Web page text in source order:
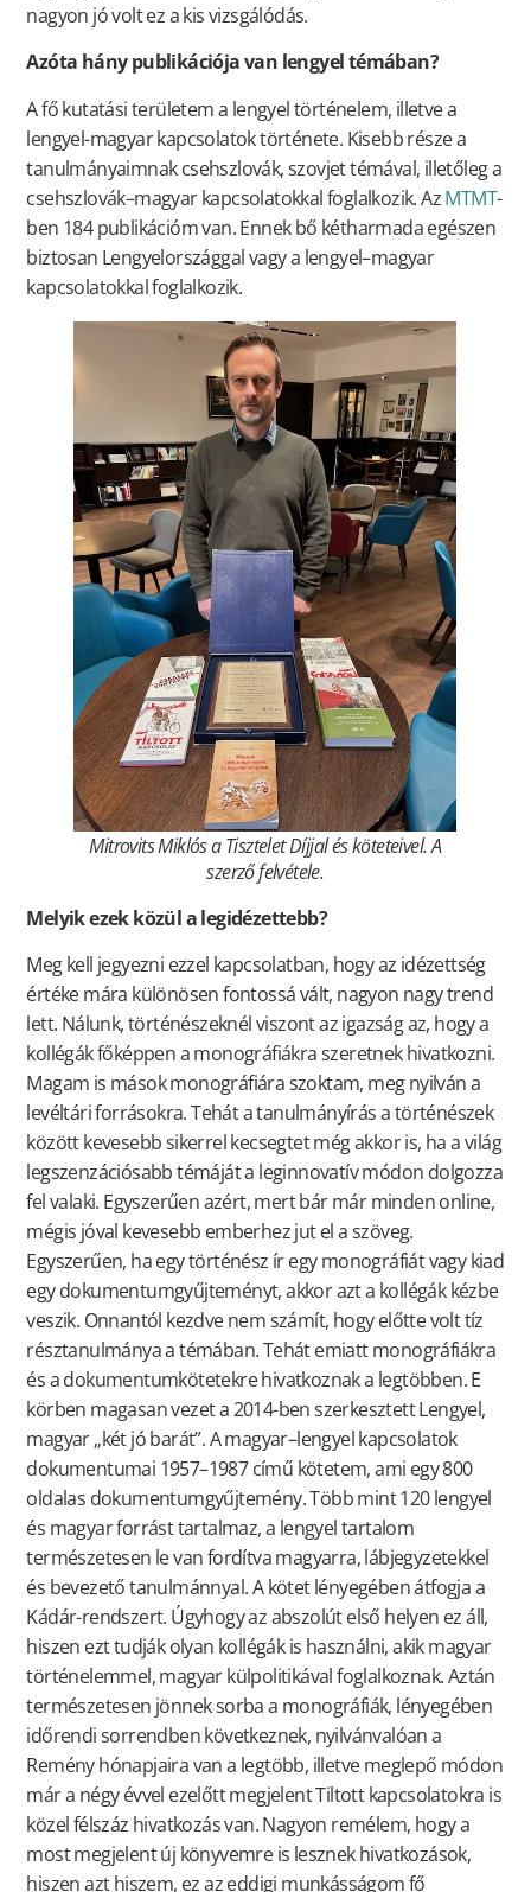
nagyon jó volt ez a kis vizsgálódás.
Azóta hány publikációja van lengyel témában?
A fő kutatási területem a lengyel történelem, illetve a
lengyel-magyar kapcsolatok története. Kisebb része a
tanulmányaimnak csehszlovák, szovjet témával, illetőleg a
csehszlovák–magyar kapcsolatokkal foglalkozik. AzMTMT-
ben 184 publikációm van. Ennek bő kétharmada egészen
biztosan Lengyelországgal vagy a lengyel–magyar
kapcsolatokkal foglalkozik.
Mitrovits Miklós a Tisztelet Díjjal és köteteivel. A
szerző felvétele.
Melyik ezek közül a legidézettebb?
Meg kell jegyezni ezzel kapcsolatban, hogy az idézettség
értéke mára különösen fontossá vált, nagyon nagy trend
lett. Nálunk, történészeknél viszont az igazság az, hogy a
kollégák főképpen a monográfiákra szeretnek hivatkozni.
Magam is mások monográfiára szoktam, meg nyilván a
levéltári forrásokra. Tehát a tanulmányírás a történészek
között kevesebb sikerrel kecsegtet még akkor is, ha a világ
legszenzációsabb témáját a leginnovatív módon dolgozza
fel valaki. Egyszerűen azért, mert bár már minden online,
mégis jóval kevesebb emberhez jut el a szöveg.
Egyszerűen, ha egy történész ír egy monográfiát vagy kiad
egy dokumentumgyűjteményt, akkor azt a kollégák kézbe
veszik. Onnantól kezdve nem számít, hogy előtte volt tíz
résztanulmánya a témában. Tehát emiatt monográfiákra
és a dokumentumkötetekre hivatkoznak a legtöbben. E
körben magasan vezet a 2014-ben szerkesztett Lengyel,
magyar „két jó barát”. A magyar–lengyel kapcsolatok
dokumentumai 1957–1987 című kötetem, ami egy 800
oldalas dokumentumgyűjtemény. Több mint 120 lengyel
és magyar forrást tartalmaz, a lengyel tartalom
természetesen le van fordítva magyarra, lábjegyzetekkel
és bevezető tanulmánnyal. A kötet lényegében átfogja a
Kádár-rendszert. Úgyhogy az abszolút első helyen ez áll,
hiszen ezt tudják olyan kollégák is használni, akik magyar
történelemmel, magyar külpolitikával foglalkoznak. Aztán
természetesen jönnek sorba a monográfiák, lényegében
időrendi sorrendben következnek, nyilvánvalóan a
Remény hónapjaira van a legtöbb, illetve meglepő módon
már a négy évvel ezelőtt megjelent Tiltott kapcsolatokra is
közel félszáz hivatkozás van. Nagyon remélem, hogy a
most megjelent új könyvemre is lesznek hivatkozások,
hiszen azt hiszem, ez az eddigi munkásságom fő